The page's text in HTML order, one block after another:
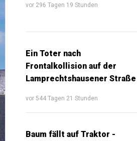
vor 296 Tagen 19 Stunden
Ein Toter nach
Frontalkollision auf der
Lamprechtshausener Straße
vor 544 Tagen 21 Stunden
Baum fällt auf Traktor -